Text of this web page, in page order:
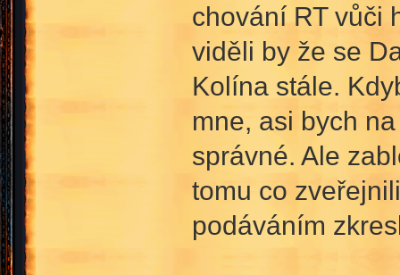
chování RT vůči
viděli by že se
Kolína stále.
mne, asi bych
správné. Ale
tomu co
podáváním